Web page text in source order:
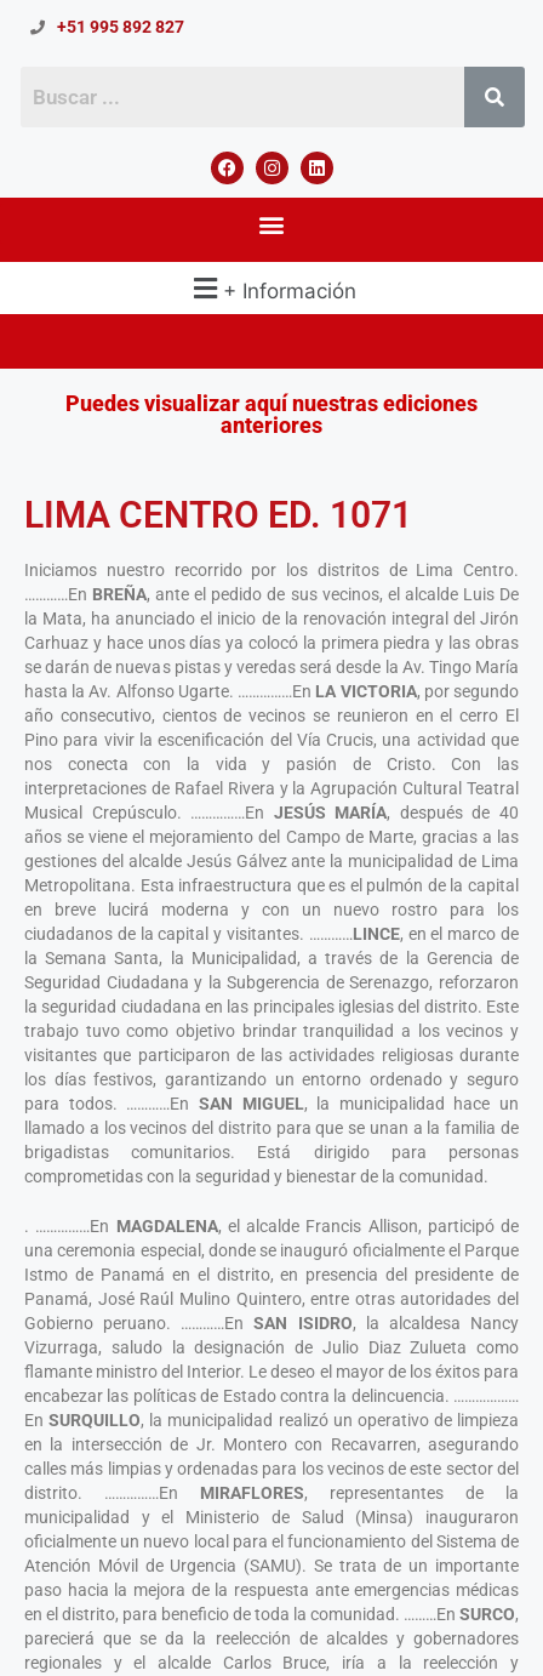
+51 995 892 827
+ Información
Puedes visualizar aquí nuestras ediciones
anteriores
LIMA CENTRO ED. 1071
Iniciamos nuestro recorrido por los distritos de Lima Centro.
…………En BREÑA, ante el pedido de sus vecinos, el alcalde Luis De
la Mata, ha anunciado el inicio de la renovación integral del Jirón
Carhuaz y hace unos días ya colocó la primera piedra y las obras
se darán de nuevas pistas y veredas será desde la Av. Tingo María
hasta la Av. Alfonso Ugarte. ……………En LA VICTORIA, por segundo
año consecutivo, cientos de vecinos se reunieron en el cerro El
Pino para vivir la escenificación del Vía Crucis, una actividad que
nos conecta con la vida y pasión de Cristo. Con las
interpretaciones de Rafael Rivera y la Agrupación Cultural Teatral
Musical Crepúsculo. ……………En JESÚS MARÍA, después de 40
años se viene el mejoramiento del Campo de Marte, gracias a las
gestiones del alcalde Jesús Gálvez ante la municipalidad de Lima
Metropolitana. Esta infraestructura que es el pulmón de la capital
en breve lucirá moderna y con un nuevo rostro para los
ciudadanos de la capital y visitantes. …………LINCE, en el marco de
la Semana Santa, la Municipalidad, a través de la Gerencia de
Seguridad Ciudadana y la Subgerencia de Serenazgo, reforzaron
la seguridad ciudadana en las principales iglesias del distrito. Este
trabajo tuvo como objetivo brindar tranquilidad a los vecinos y
visitantes que participaron de las actividades religiosas durante
los días festivos, garantizando un entorno ordenado y seguro
para todos. …………En SAN MIGUEL, la municipalidad hace un
llamado a los vecinos del distrito para que se unan a la familia de
brigadistas comunitarios. Está dirigido para personas
comprometidas con la seguridad y bienestar de la comunidad.
. ……………En MAGDALENA, el alcalde Francis Allison, participó de
una ceremonia especial, donde se inauguró oficialmente el Parque
Istmo de Panamá en el distrito, en presencia del presidente de
Panamá, José Raúl Mulino Quintero, entre otras autoridades del
Gobierno peruano. …………EnSAN ISIDRO, la alcaldesa Nancy
Vizurraga, saludo la designación de Julio Diaz Zulueta como
flamante ministro del Interior. Le deseo el mayor de los éxitos para
encabezar las políticas de Estado contra la delincuencia. ………………
EnSURQUILLO, la municipalidad realizó un operativo de limpieza
en la intersección de Jr. Montero con Recavarren, asegurando
calles más limpias y ordenadas para los vecinos de este sector del
distrito. ……………En MIRAFLORES, representantes de la
municipalidad y el Ministerio de Salud (Minsa) inauguraron
oficialmente un nuevo local para el funcionamiento del Sistema de
Atención Móvil de Urgencia (SAMU). Se trata de un importante
paso hacia la mejora de la respuesta ante emergencias médicas
en el distrito, para beneficio de toda la comunidad. ………En SURCO,
parecierá que se da la reelección de alcaldes y gobernadores
regionales y el alcalde Carlos Bruce, iría a la reelección y